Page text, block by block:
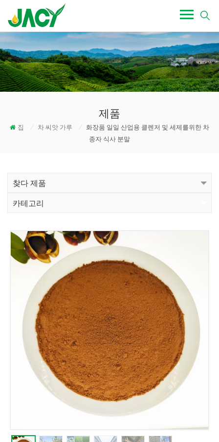
제품
집 / 차 씨앗 가루 /
화장품 일일 산업용 클렌저 및 세제를위한 차
종자 식사 분말
찾다 제품
카테고리